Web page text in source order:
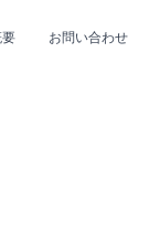
お問い合わせ